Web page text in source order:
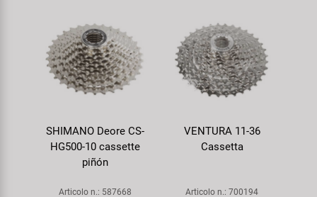
SHIMANO Deore CS-
HG500-10 cassette
piñón
Articolo n.: 587668
VENTURA 11-36
Cassetta
Articolo n.: 700194